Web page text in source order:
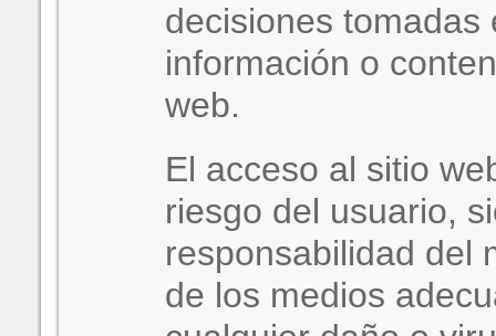
decisiones tomadas
información o
web.
El acceso al sitio
riesgo del usuario,
responsabilidad del
de los medios